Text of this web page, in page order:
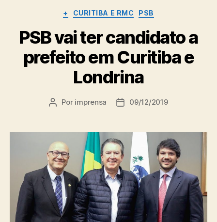
Categorias
+ CURITIBA E RMC PSB
PSB vai ter candidato a
prefeito em Curitiba e
Londrina
Autor
Por imprensa
Data09/12/2019